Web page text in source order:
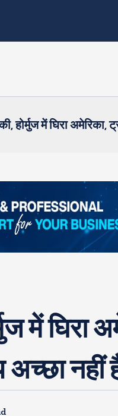
होर्मुज में घिरा अमेरिका,
में घिरा
अच्छा नहीं